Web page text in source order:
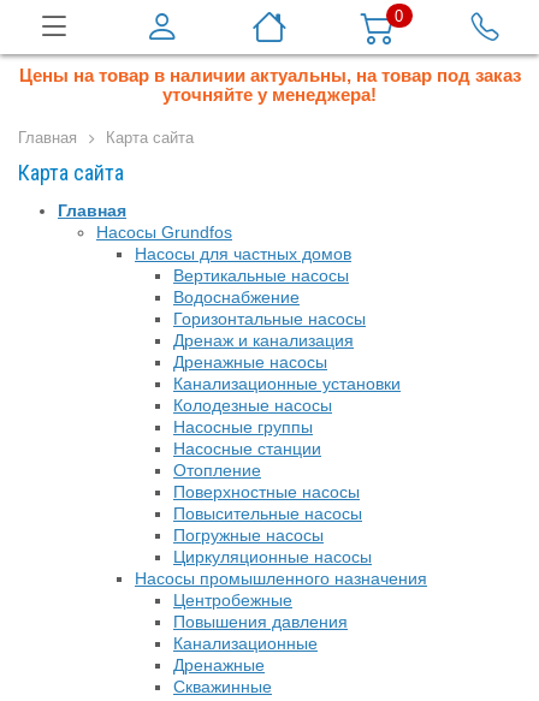
0
Цены на товар в наличии актуальны, на товар под заказ
уточняйте у менеджера!
Главная Карта сайта
Карта сайта
Главная
Насосы Grundfos
Насосы для частных домов
Вертикальные насосы
Водоснабжение
Горизонтальные насосы
Дренаж и канализация
Дренажные насосы
Канализационные установки
Колодезные насосы
Насосные группы
Насосные станции
Отопление
Поверхностные насосы
Повысительные насосы
Погружные насосы
Циркуляционные насосы
Насосы промышленного назначения
Центробежные
Повышения давления
Канализационные
Дренажные
Скважинные